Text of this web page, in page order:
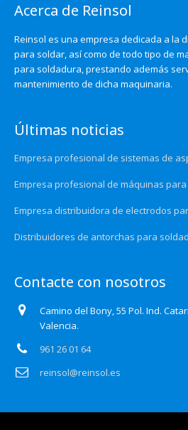
Acerca de Reinsol
Reinsol es una empresa dedicada a la
para soldar, así como de todo tipo de
para soldadura, prestando además
mantenimiento de dicha maquinaria.
Últimas noticias
Empresa profesional de sistemas de
Empresa profesional de máquinas
Empresa distribuidora de electrodos
Distribuidores de antorchas para
Contacte con nosotros
Camino del Bony, 55 Pol. Ind.
Valencia.
961 26 01 64
reinsol@reinsol.es